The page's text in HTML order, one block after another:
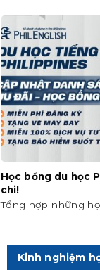
Học bổng du học
chi!
Tổng hợp những
Kinh nghiệm